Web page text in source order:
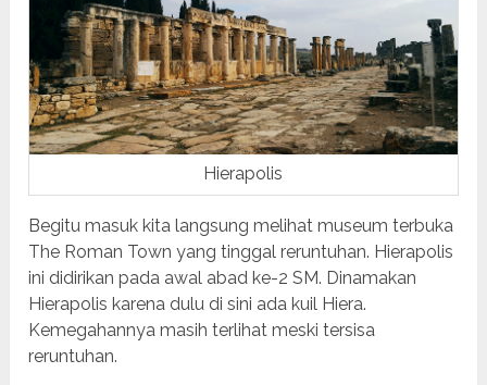
Hierapolis
Begitu masuk kita langsung melihat museum terbuka
The Roman Town yang tinggal reruntuhan. Hierapolis
ini didirikan pada awal abad ke-2 SM. Dinamakan
Hierapolis karena dulu di sini ada kuil Hiera.
Kemegahannya masih terlihat meski tersisa
reruntuhan.